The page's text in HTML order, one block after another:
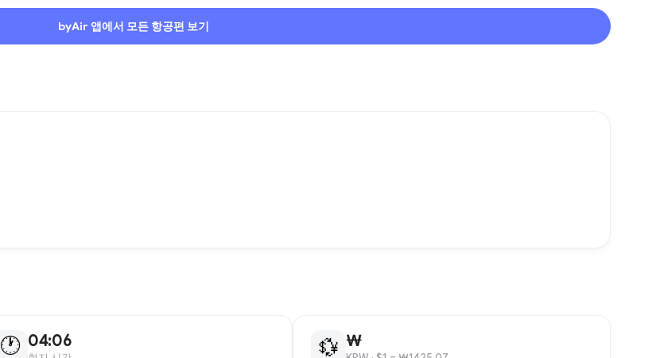
byAir 앱에서 모든 항공편 보기
🕐 04:06 💱 ₩